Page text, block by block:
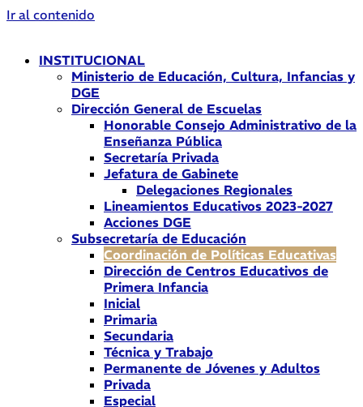
Ir al contenido
INSTITUCIONAL
Ministerio de Educación, Cultura, Infancias y
DGE
Dirección General de Escuelas
Honorable Consejo Administrativo de la
Enseñanza Pública
Secretaría Privada
Jefatura de Gabinete
Delegaciones Regionales
Lineamientos Educativos 2023-2027
Acciones DGE
Subsecretaría de Educación
Coordinación de Políticas Educativas
Dirección de Centros Educativos de
Primera Infancia
Inicial
Primaria
Secundaria
Técnica y Trabajo
Permanente de Jóvenes y Adultos
Privada
Especial